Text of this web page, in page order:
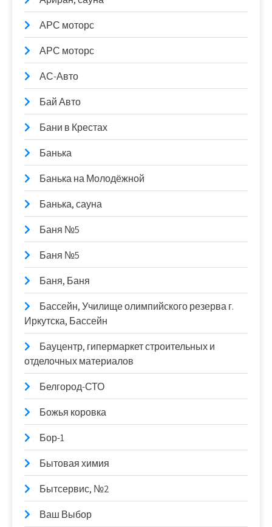
АРС моторс
АРС моторс
АС-Авто
Бай Авто
Бани в Крестах
Банька
Банька на Молодёжной
Банька, сауна
Баня №5
Баня №5
Баня, Баня
Бассейн, Училище олимпийского резерва г.
Иркутска, Бассейн
Бауцентр, гипермаркет строительных и
отделочных материалов
Белгород-СТО
Божья коровка
Бор-1
Бытовая химия
Бытсервис, №2
Ваш Выбор